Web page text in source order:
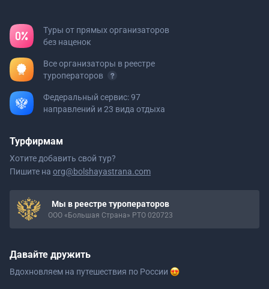
Туры от прямых организаторов
без наценок
Все организаторы в реестре
туроператоров
Федеральный сервис: 97
направлений и 23 вида отдыха
Турфирмам
Хотите добавить свой тур?
Пишите на org@bolshayastrana.com
Мы в реестре туроператоров
ООО «Большая Страна» РТО 020723
Давайте дружить
Вдохновляем на путешествия по России